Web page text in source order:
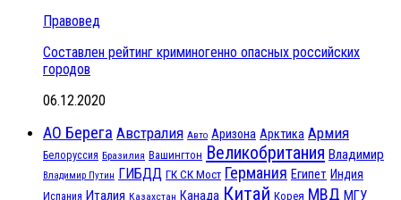
Правовед
Составлен рейтинг криминогенно опасных российских
городов
06.12.2020
АО Берега Австралия Авто Аризона Арктика Армия
Белоруссия Бразилия Вашингтон Великобритания Владимир
Владимир Путин ГИБДД ГК СК Мост Германия Египет Индия
Испания Италия Казахстан Канада Китай Корея МВД МГУ